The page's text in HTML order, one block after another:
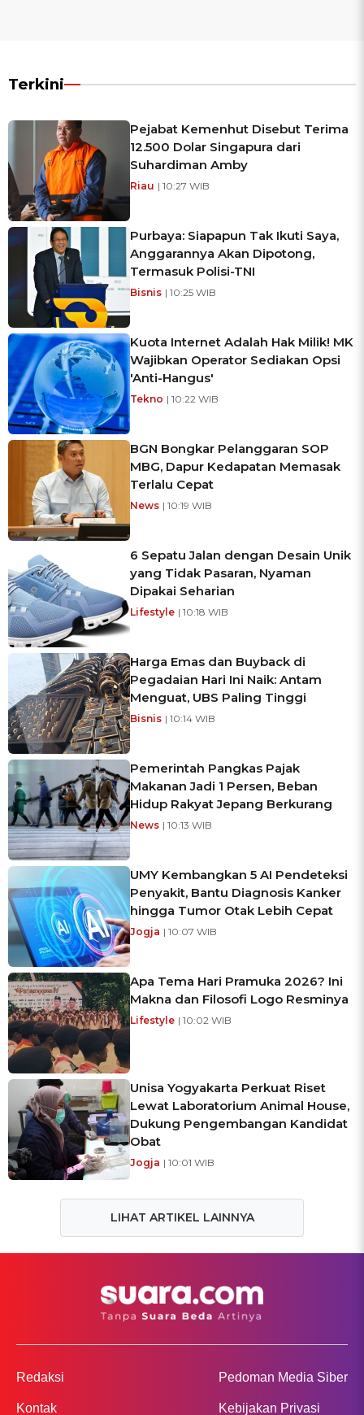
Terkini
Pejabat Kemenhut Disebut Terima
12.500 Dolar Singapura dari
Suhardiman Amby
Riau | 10:27 WIB
Purbaya: Siapapun Tak Ikuti Saya,
Anggarannya Akan Dipotong,
Termasuk Polisi-TNI
Bisnis | 10:25 WIB
Kuota Internet Adalah Hak Milik! MK
Wajibkan Operator Sediakan Opsi
'Anti-Hangus'
Tekno | 10:22 WIB
BGN Bongkar Pelanggaran SOP
MBG, Dapur Kedapatan Memasak
Terlalu Cepat
News | 10:19 WIB
6 Sepatu Jalan dengan Desain Unik
yang Tidak Pasaran, Nyaman
Dipakai Seharian
Lifestyle | 10:18 WIB
Harga Emas dan Buyback di
Pegadaian Hari Ini Naik: Antam
Menguat, UBS Paling Tinggi
Bisnis | 10:14 WIB
Pemerintah Pangkas Pajak
Makanan Jadi 1 Persen, Beban
Hidup Rakyat Jepang Berkurang
News | 10:13 WIB
UMY Kembangkan 5 AI Pendeteksi
Penyakit, Bantu Diagnosis Kanker
hingga Tumor Otak Lebih Cepat
Jogja | 10:07 WIB
Apa Tema Hari Pramuka 2026? Ini
Makna dan Filosofi Logo Resminya
Lifestyle | 10:02 WIB
Unisa Yogyakarta Perkuat Riset
Lewat Laboratorium Animal House,
Dukung Pengembangan Kandidat
Obat
Jogja | 10:01 WIB
LIHAT ARTIKEL LAINNYA
Redaksi
Kontak
Pedoman Media Siber
Kebijakan Privasi